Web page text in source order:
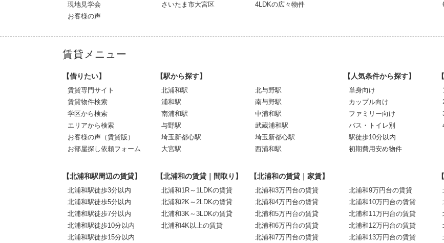
現地見学会
お客様の声
さいたま市大宮区
4LDKの広々物件
賃貸メニュー
【借りたい】
賃貸専門サイト
賃貸物件検索
学区から検索
エリアから検索
お客様の声（賃貸版）
お部屋探し依頼フォーム
【駅から探す】
北浦和駅
浦和駅
南浦和駅
与野駅
埼玉新都心駅
大宮駅
北与野駅
南与野駅
中浦和駅
武蔵浦和駅
埼玉新都心駅
西浦和駅
【人気条件から探す】
単身向け
カップル向け
ファミリー向け
バス・トイレ別
駅徒歩10分以内
初期費用安め物件
【北浦和駅周辺の賃貸】
北浦和駅徒歩3分以内
北浦和駅徒歩5分以内
北浦和駅徒歩7分以内
北浦和駅徒歩10分以内
北浦和駅徒歩15分以内
【北浦和の賃貸｜間取り】
北浦和1R～1LDKの賃貸
北浦和2K～2LDKの賃貸
北浦和3K～3LDKの賃貸
北浦和4K以上の賃貸
【北浦和の賃貸｜家賃】
北浦和3万円台の賃貸
北浦和4万円台の賃貸
北浦和5万円台の賃貸
北浦和6万円台の賃貸
北浦和7万円台の賃貸
北浦和9万円台の賃貸
北浦和10万円台の賃貸
北浦和11万円台の賃貸
北浦和12万円台の賃貸
北浦和13万円台の賃貸